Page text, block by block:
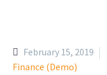
February 15, 2019
Finance (Demo)